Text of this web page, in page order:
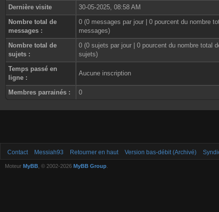
Dernière visite
30-05-2025, 08:58 AM
Nombre total de
messages :
0 (0 messages par jour | 0 pourcent du nombre
messages)
Nombre total de
sujets :
0 (0 sujets par jour | 0 pourcent du nombre total
sujets)
Temps passé en
ligne :
Aucune inscription
Membres parrainés : 0
Contact Messiah93 Retourner en haut Version bas-débit (Archivé)
Moteur MyBB , © 2002-2026 MyBB Group